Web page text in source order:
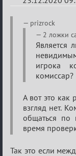
Re:
Ценная
игровая
prizrock
2 ложки
Является
игрока
комиссар?
А вот это как
взгляд нет.
общаться по
время
Так это если